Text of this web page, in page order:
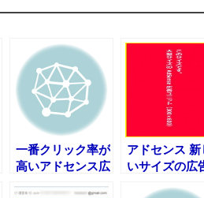
一番クリック率が
高いアドセンス広
アドセンス 新
いサイズの広